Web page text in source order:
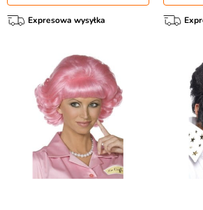
Expresowa wysyłka